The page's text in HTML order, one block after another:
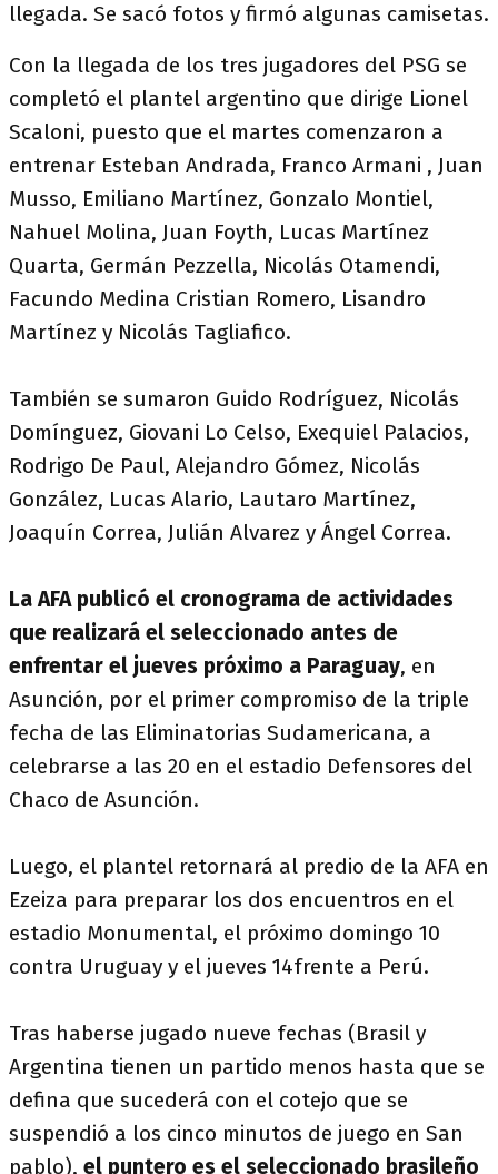
llegada. Se sacó fotos y firmó algunas camisetas.
Con la llegada de los tres jugadores del PSG se
completó el plantel argentino que dirige Lionel
Scaloni, puesto que el martes comenzaron a
entrenar Esteban Andrada, Franco Armani , Juan
Musso, Emiliano Martínez, Gonzalo Montiel,
Nahuel Molina, Juan Foyth, Lucas Martínez
Quarta, Germán Pezzella, Nicolás Otamendi,
Facundo Medina Cristian Romero, Lisandro
Martínez y Nicolás Tagliafico.
También se sumaron Guido Rodríguez, Nicolás
Domínguez, Giovani Lo Celso, Exequiel Palacios,
Rodrigo De Paul, Alejandro Gómez, Nicolás
González, Lucas Alario, Lautaro Martínez,
Joaquín Correa, Julián Alvarez y Ángel Correa.
La AFA publicó el cronograma de actividades
que realizará el seleccionado antes de
enfrentar el jueves próximo a Paraguay, en
Asunción, por el primer compromiso de la triple
fecha de las Eliminatorias Sudamericana, a
celebrarse a las 20 en el estadio Defensores del
Chaco de Asunción.
Luego, el plantel retornará al predio de la AFA en
Ezeiza para preparar los dos encuentros en el
estadio Monumental, el próximo domingo 10
contra Uruguay y el jueves 14frente a Perú.
Tras haberse jugado nueve fechas (Brasil y
Argentina tienen un partido menos hasta que se
defina que sucederá con el cotejo que se
suspendió a los cinco minutos de juego en San
pablo), el puntero es el seleccionado brasileño